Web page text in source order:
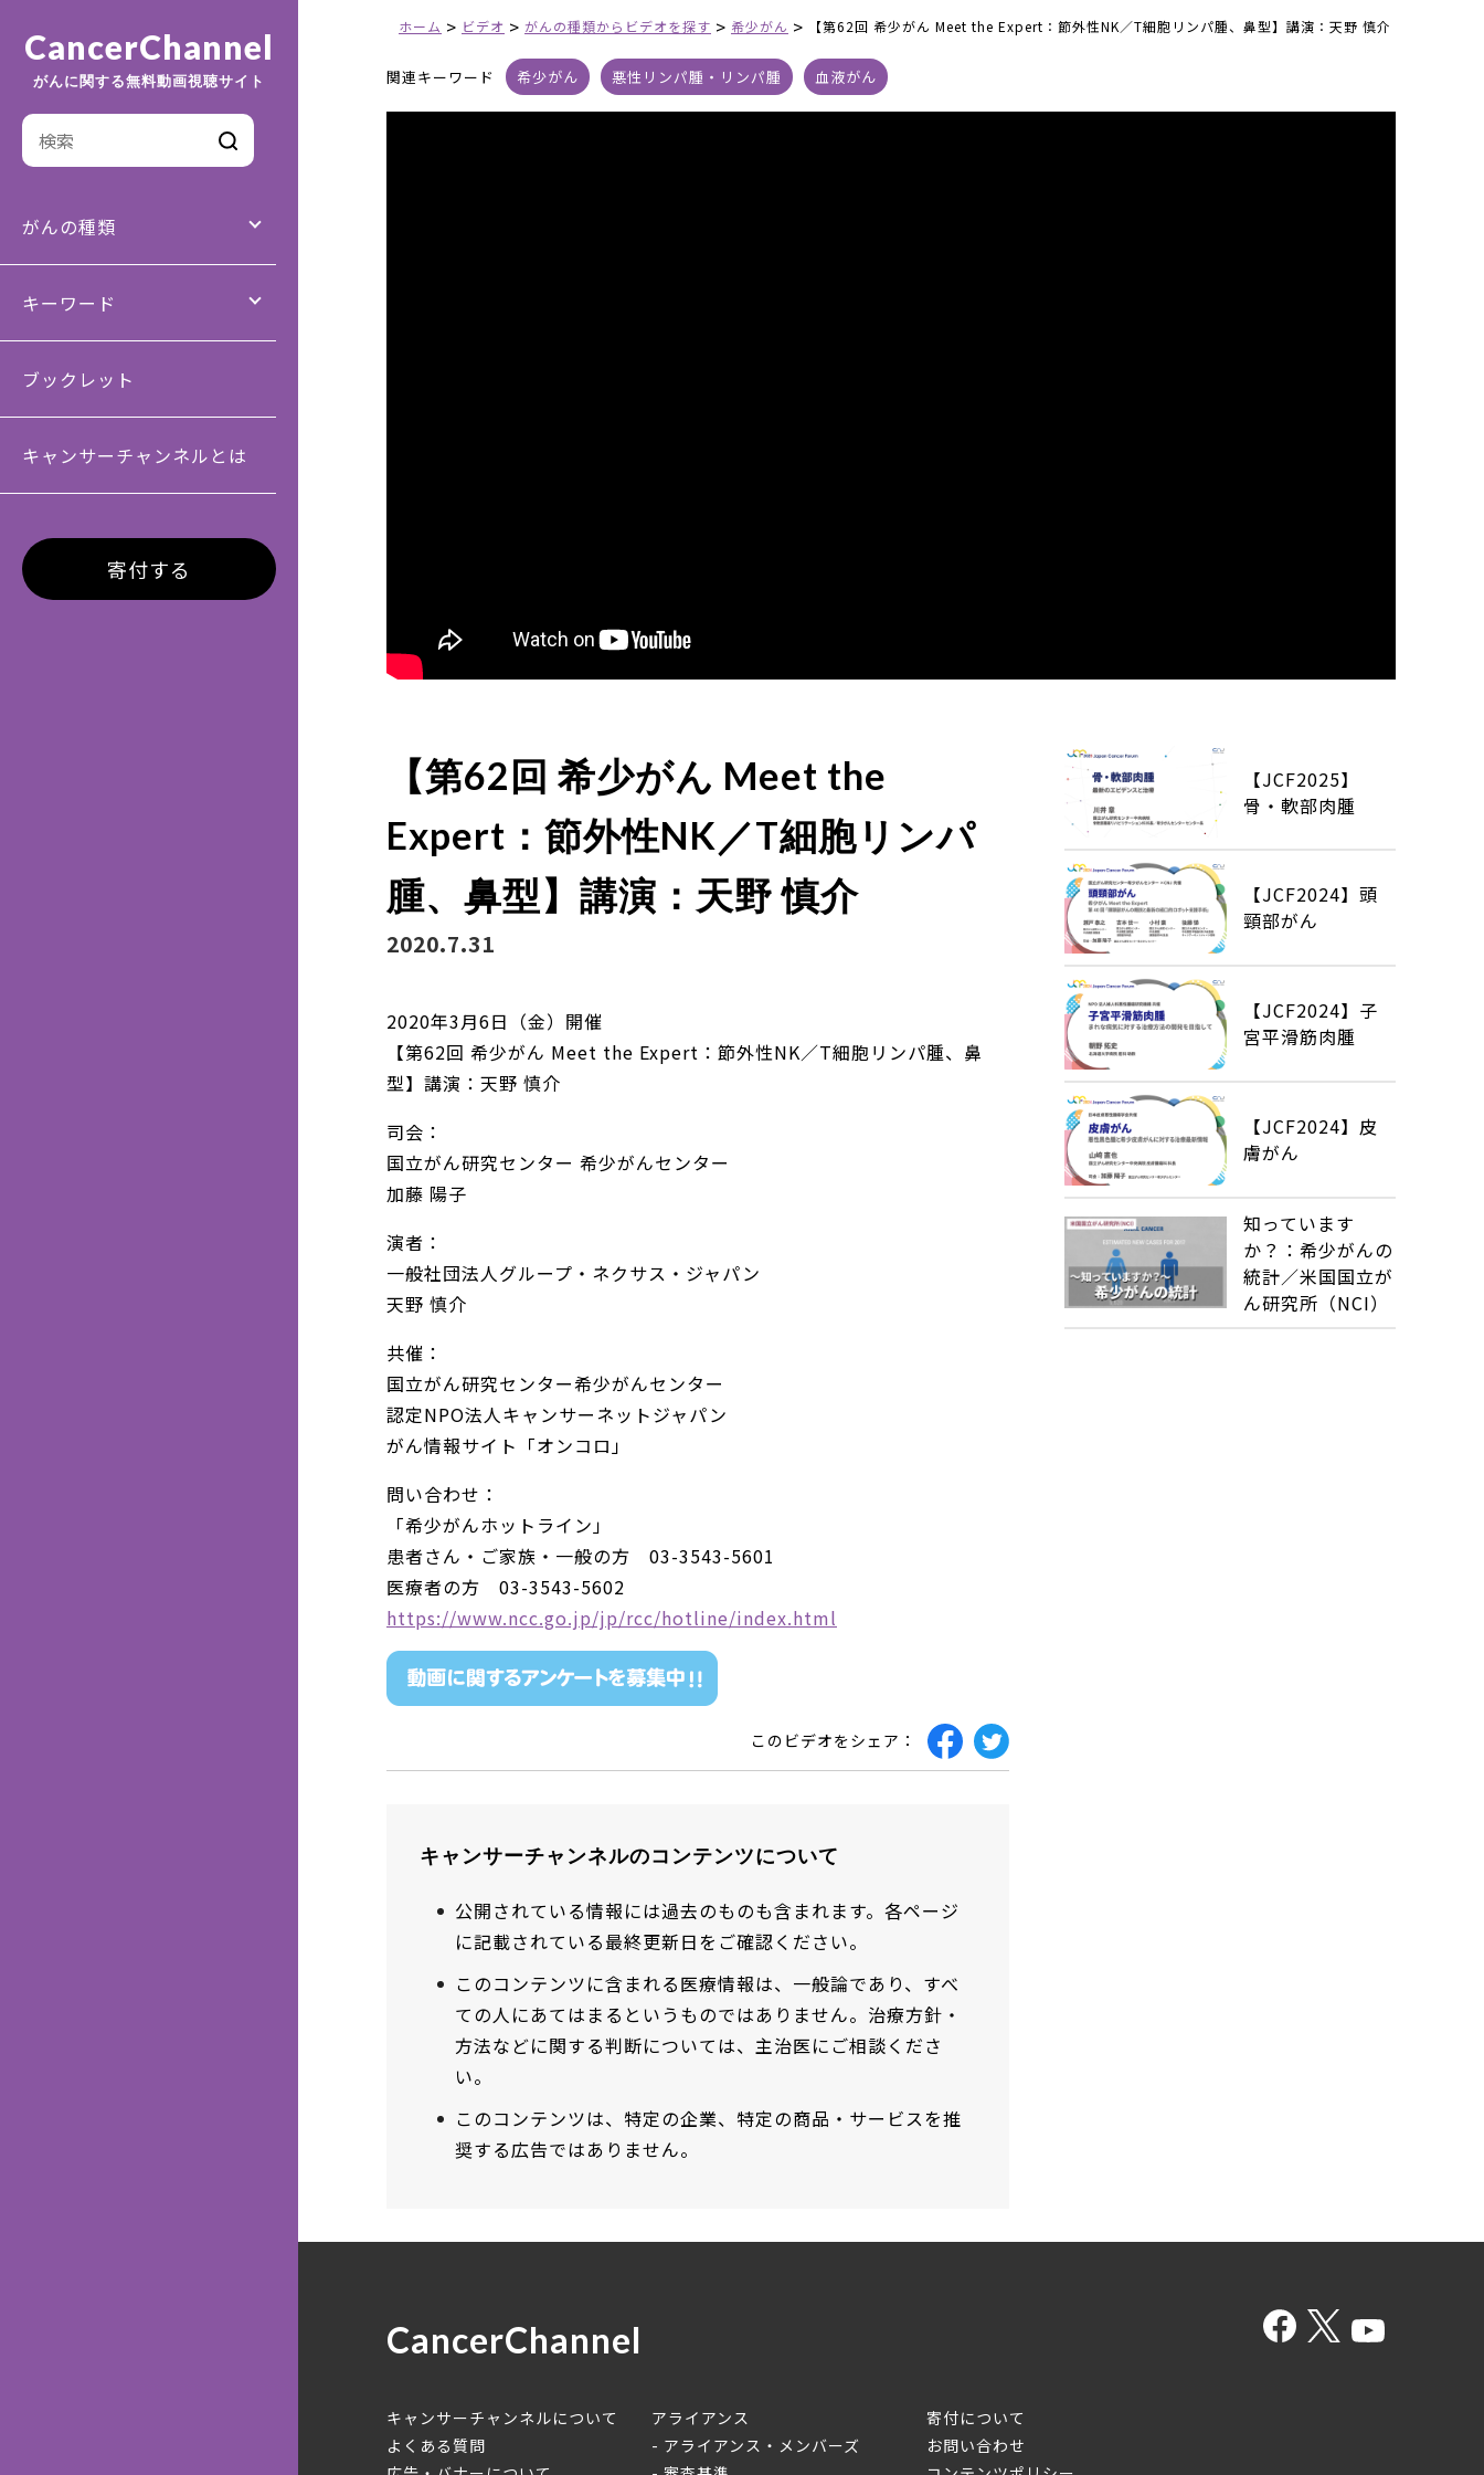
CancerChannel
がんに関する無料動画視聴サイト
がんの種類
キーワード
ブックレット
キャンサーチャンネルとは
寄付する
ホーム > ビデオ > がんの種類からビデオを探す > 希少がん > 【第62回 希少がん Meet the Expert：節外性NK／T細胞リンパ腫、鼻型】講演：天野 慎介
関連キーワード 希少がん 悪性リンパ腫・リンパ腫 血液がん
【第62回 希少がん Meet the
Expert：節外性NK／T細胞リンパ
腫、鼻型】講演：天野 慎介
2020.7.31
2020年3月6日（金）開催
【第62回 希少がん Meet the Expert：節外性NK／T細胞リンパ腫、鼻
型】講演：天野 慎介
司会：
国立がん研究センター 希少がんセンター
加藤 陽子
演者：
一般社団法人グループ・ネクサス・ジャパン
天野 慎介
共催：
国立がん研究センター希少がんセンター
認定NPO法人キャンサーネットジャパン
がん情報サイト「オンコロ」
問い合わせ：
「希少がんホットライン」
患者さん・ご家族・一般の方 03-3543-5601
医療者の方 03-3543-5602
https://www.ncc.go.jp/jp/rcc/hotline/index.html
このビデオをシェア：
キャンサーチャンネルのコンテンツについて
公開されている情報には過去のものも含まれます。各ページ
に記載されている最終更新日をご確認ください。
このコンテンツに含まれる医療情報は、一般論であり、すべ
ての人にあてはまるというものではありません。治療方針・
方法などに関する判断については、主治医にご相談くださ
い。
このコンテンツは、特定の企業、特定の商品・サービスを推
奨する広告ではありません。
【JCF2025】
骨・軟部肉腫
【JCF2024】頭
頸部がん
【JCF2024】子
宮平滑筋肉腫
【JCF2024】皮
膚がん
知っています
か？：希少がんの
統計／米国国立が
ん研究所（NCI）
CancerChannel
キャンサーチャンネルについて
よくある質問
アライアンス
アライアンス・メンバーズ
寄付について
お問い合わせ